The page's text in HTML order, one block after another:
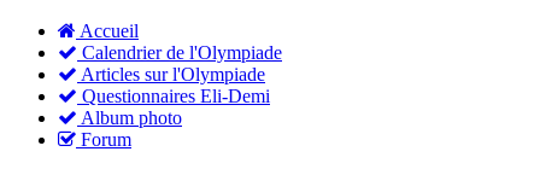
Accueil
Calendrier de l'Olympiade
Articles sur l'Olympiade
Questionnaires Eli-Demi
Album photo
Forum